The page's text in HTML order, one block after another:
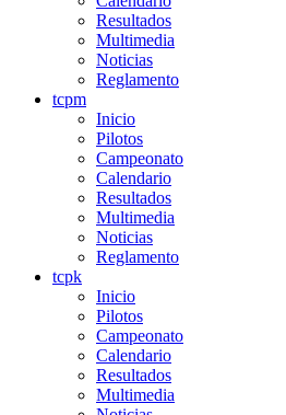
Resultados
Multimedia
Noticias
Reglamento
tcpm
Inicio
Pilotos
Campeonato
Calendario
Resultados
Multimedia
Noticias
Reglamento
tcpk
Inicio
Pilotos
Campeonato
Calendario
Resultados
Multimedia